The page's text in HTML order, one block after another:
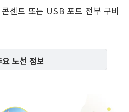
버스 에 대해서
센트 또는 USB 포트 전부 구비
요 노선 정보